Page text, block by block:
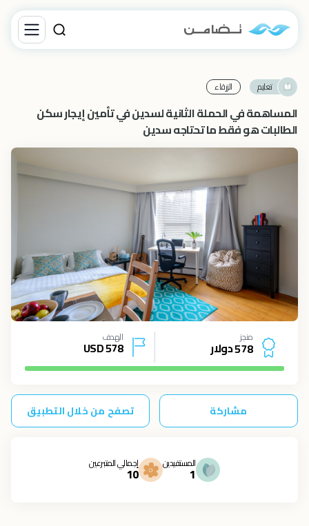
تعليم الزرقاء‎
المساهمة في الحملة الثانية لسدين في تأمين إيجار سكن
الطالبات هو فقط ما تحتاجه سدين
منجز
578 دولار
الهدف
578
USD
مشاركة تصفح من خلال التطبيق
المستفيدين
1
إجمالي المتبرعين
10